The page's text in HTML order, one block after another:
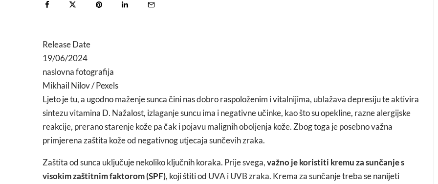
Release Date
19/06/2024
naslovna fotografija
Mikhail Nilov / Pexels
Ljeto je tu, a ugodno maženje sunca čini nas dobro raspoloženim i vitalnijima, ublažava depresiju te aktivira
sintezu vitamina D. Nažalost, izlaganje suncu ima i negativne učinke, kao što su opekline, razne alergijske
reakcije, prerano starenje kože pa čak i pojavu malignih oboljenja kože. Zbog toga je posebno važna
primjerena zaštita kože od negativnog utjecaja sunčevih zraka.
Zaštita od sunca uključuje nekoliko ključnih koraka. Prije svega,važno je koristiti kremu za sunčanje s
visokim zaštitnim faktorom (SPF), koji štiti od UVA i UVB zraka. Krema za sunčanje treba se nanijeti